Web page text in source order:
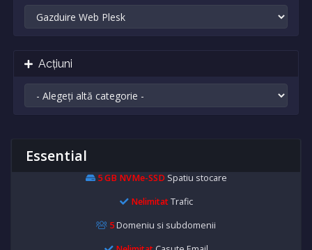
Acțiuni
Essential
5 GB NVMe-SSD Spatiu stocare
NelimitatTrafic
5Domeniu si subdomenii